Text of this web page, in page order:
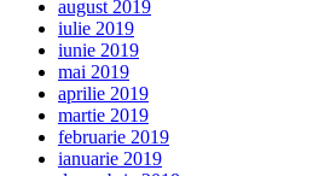
august 2019
iulie 2019
iunie 2019
mai 2019
aprilie 2019
martie 2019
februarie 2019
ianuarie 2019